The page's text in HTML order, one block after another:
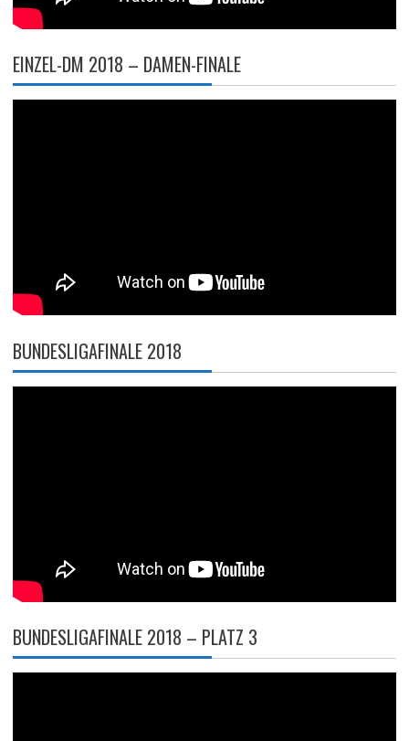
EINZEL-DM 2018 – DAMEN-FINALE
BUNDESLIGAFINALE 2018
BUNDESLIGAFINALE 2018 – PLATZ 3